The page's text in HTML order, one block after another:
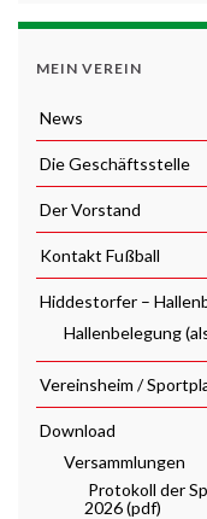
MEIN VEREIN
News
Die Geschäftsstelle
Der Vorstand
Kontakt Fußball
Hiddestorfer –
Hallenbelegung
Vereinsheim /
Download
Versammlungen
Protokoll der
2026 (pdf)